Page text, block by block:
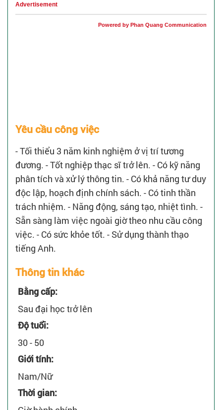
Advertisement
Powered by Phan Quang Communication
Yêu cầu công việc
- Tối thiểu 3 năm kinh nghiệm ở vị trí tương
đương. - Tốt nghiệp thạc sĩ trở lên. - Có kỹ năng
phân tích và xử lý thông tin. - Có khả năng tư duy
độc lập, hoạch định chính sách. - Có tinh thần
trách nhiệm. - Năng động, sáng tạo, nhiệt tình. -
Sẵn sàng làm việc ngoài giờ theo nhu cầu công
việc. - Có sức khỏe tốt. - Sử dụng thành thạo
tiếng Anh.
Thông tin khác
Bằng cấp:
Sau đại học trở lên
Độ tuổi:
30 - 50
Giới tính:
Nam/Nữ
Thời gian: